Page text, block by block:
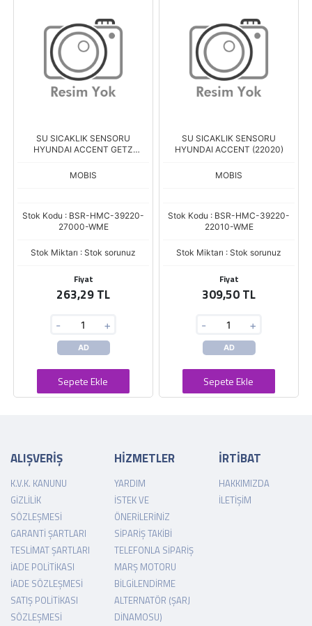
SU SICAKLIK SENSORU
HYUNDAI ACCENT GETZ
MOBIS
Stok Kodu : BSR-HMC-39220-
27000-WME
Stok Miktarı : Stok sorunuz
Fiyat
263,29 TL
- +
AD
Sepete Ekle
SU SICAKLIK SENSORU
HYUNDAI ACCENT (22020)
MOBIS
Stok Kodu : BSR-HMC-39220-
22010-WME
Stok Miktarı : Stok sorunuz
Fiyat
309,50 TL
- +
AD
Sepete Ekle
ALIŞVERİŞ
K.V.K. KANUNU
GIZLILIK
SÖZLEŞMESI
GARANTI ŞARTLARI
TESLIMAT ŞARTLARI
İADE POLITIKASI
İADE SÖZLEŞMESI
SATIŞ POLITIKASI
SÖZLEŞMESI
HİZMETLER
YARDIM
İSTEK VE
ÖNERILERINIZ
SIPARIŞ TAKIBI
TELEFONLA SIPARIŞ
MARŞ MOTORU
BILGILENDIRME
ALTERNATÖR (ŞARJ
DINAMOSU)
İRTİBAT
HAKKIMIZDA
İLETIŞIM